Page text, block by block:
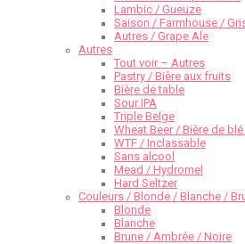
Lambic / Gueuze
Saison / Farmhouse /
Autres / Grape Ale
Autres
Tout voir – Autres
Pastry / Bière aux fruits
Bière de table
Sour IPA
Triple Belge
Wheat Beer / Bière de
WTF / Inclassable
Sans alcool
Mead / Hydromel
Hard Seltzer
Couleurs / Blonde / Blanche /
Blonde
Blanche
Brune / Ambrée / Noire